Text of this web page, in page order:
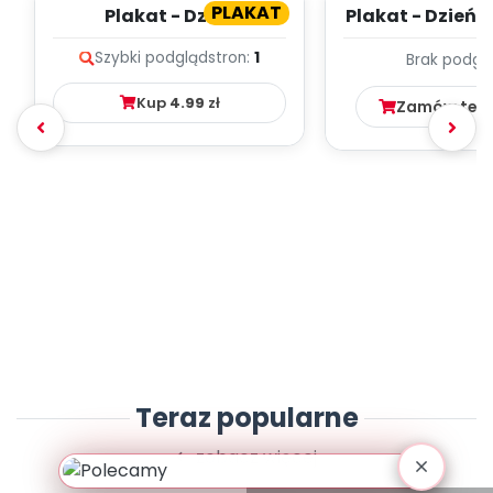
PLAKAT
Plakat - Dzień
Szybki podglądstron: 1
Kup 4.99 zł
Plakat - Dzień
Brak
Zamów ten
Teraz popularne
zobacz więcej